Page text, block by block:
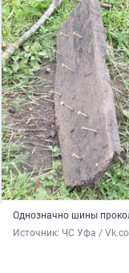
Однозначно шины
Источник: ЧС Уфа /